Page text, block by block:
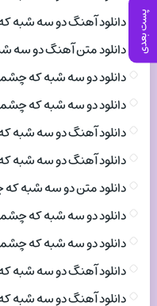
پست بعدی
دانلود آهنگ دو سه شبه
دانلود متن آهنگ دو سه
دانلود دو سه شبه که
دانلود دو سه شبه که
دانلود آهنگ دو سه شبه
دانلود آهنگ دو سه شبه
دانلود متن دو سه شبه که
دانلود دو سه شبه که
دانلود دو سه شبه که
دانلود آهنگ دو سه شبه
دانلود آهنگ دو سه شبه